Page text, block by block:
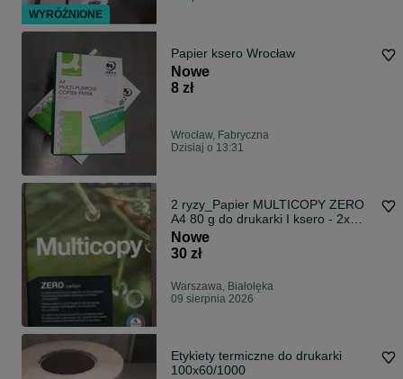
Papier ksero Wrocław
Nowe
8 zł
Wrocław, Fabryczna
Dzisiaj o 13:31
2 ryzy_Papier MULTICOPY ZERO
A4 80 g do drukarki I ksero - 2x
500 ark.
Nowe
30 zł
Warszawa, Białołęka
09 sierpnia 2026
Etykiety termiczne do drukarki
100x60/1000
WYRÓŻNIONE